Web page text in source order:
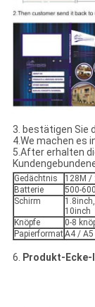
3. bestätigen Sie
4.We machen es
5.After erhalten
Gedächtnis
128M /
Batterie
500-
Schirm
10inch
Knöpfe
0-8
PapierformatA4 / A5
6. Produkt-Ecke-